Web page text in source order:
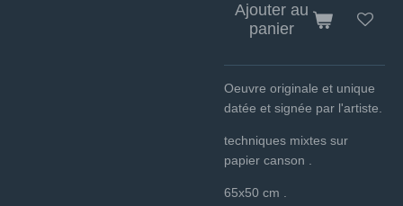
Ajouter au
panier
Oeuvre originale et unique
datée et signée par l'artiste.
techniques mixtes sur
papier canson .
65x50 cm .